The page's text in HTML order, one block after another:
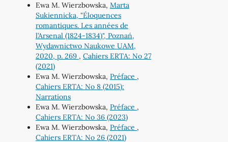
Ewa M. Wierzbowska, Marta
Sukiennicka, "Éloquences
romantiques. Les années de
l’Arsenal (1824-1834)", Poznań,
Wydawnictwo Naukowe UAM,
2020, p. 269 , Cahiers ERTA: No 27
(2021)
Ewa M. Wierzbowska, Préface ,
Cahiers ERTA: No 8 (2015):
Narrations
Ewa M. Wierzbowska, Préface ,
Cahiers ERTA: No 36 (2023)
Ewa M. Wierzbowska, Préface ,
Cahiers ERTA: No 26 (2021)